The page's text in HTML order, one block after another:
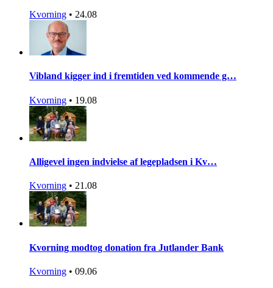
Kvorning • 24.08
Vibland kigger ind i fremtiden ved kommende g…
Kvorning • 19.08
Alligevel ingen indvielse af legepladsen i Kv…
Kvorning • 21.08
Kvorning modtog donation fra Jutlander Bank
Kvorning • 09.06